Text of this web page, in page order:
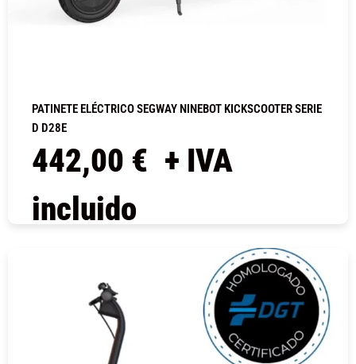
PATINETE ELÉCTRICO SEGWAY NINEBOT KICKSCOOTER SERIE
D D28E
442,00 € + IVA
incluido